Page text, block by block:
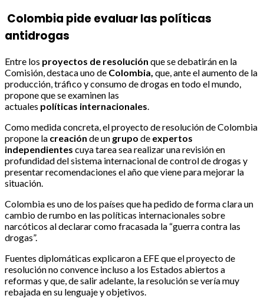
Colombia pide evaluar las políticas
antidrogas
Entre los proyectos de resolución que se debatirán en la
Comisión, destaca uno de Colombia, que, ante el aumento de la
producción, tráfico y consumo de drogas en todo el mundo,
propone que se examinen las
actuales políticas internacionales
Como medida concreta, el proyecto de resolución de Colombia
propone la creación de un grupo de expertos
independientes cuya tarea sea realizar una revisión en
profundidad del sistema internacional de control de drogas y
presentar recomendaciones el año que viene para mejorar la
situación.
Colombia es uno de los países que ha pedido de forma clara un
cambio de rumbo en las políticas internacionales sobre
narcóticos al declarar como fracasada la “guerra contra las
drogas”.
Fuentes diplomáticas explicaron a EFE que el proyecto de
resolución no convence incluso a los Estados abiertos a
reformas y que, de salir adelante, la resolución se vería muy
rebajada en su lenguaje y objetivos.